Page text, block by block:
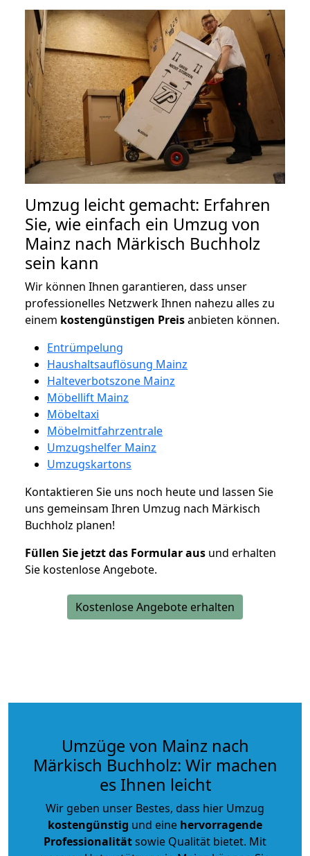
Umzug leicht gemacht: Erfahren
Sie, wie einfach ein Umzug von
Mainz nach Märkisch Buchholz
sein kann
Wir können Ihnen garantieren, dass unser
professionelles Netzwerk Ihnen nahezu alles zu
einem kostengünstigen Preisanbieten können.
Entrümpelung
Haushaltsauflösung Mainz
Halteverbotszone Mainz
Möbellift Mainz
Möbeltaxi
Möbelmitfahrzentrale
Umzugshelfer Mainz
Umzugskartons
Kontaktieren Sie uns noch heute und lassen Sie
uns gemeinsam Ihren Umzug nach Märkisch
Buchholz planen!
Füllen Sie jetzt das Formular aus und erhalten
Sie kostenlose Angebote.
Kostenlose Angebote erhalten
Umzüge von Mainz nach
Märkisch Buchholz: Wir machen
es Ihnen leicht
Wir geben unser Bestes, dass hier Umzug
kostengünstig und eine hervorragende
Professionalitätsowie Qualität bietet. Mit